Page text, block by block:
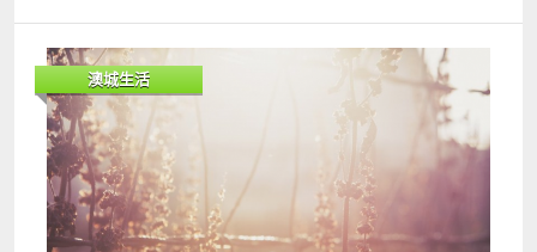
名為「盛放的愛」，是由澳門君悅酒店花藝師悉心加
造，引進荷蘭庭園玫瑰，以層鋪方式將不同顏色的玫瑰
層層插放，高度更由你自由決定，最高更可達1.8米，
分分鐘仲高過你女朋友！看見這束荷蘭庭園玫瑰朵朵神
形豐滿、豔麗綻放，係女人都心花怒放！連價錢都非常
好意頭，一束澳門幣19,999元，長長久久。 束花仲高
過身高五呎多的記者，絕無花假！ 如果覺得這束玫瑰太
浮誇，亦可以選擇其他設計、大小的花束，選擇您倆愛
澳城生活